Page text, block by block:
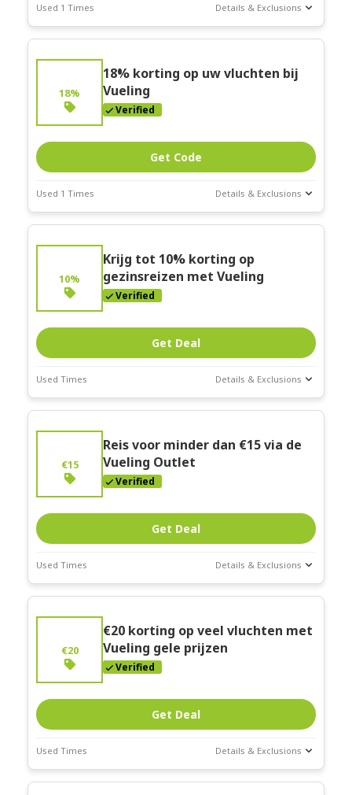
Used 1 Times Details & Exclusions
Deal Stats
Expires:Feb-
18%
18% korting op uw vluchten bij
Vueling
Verified
Get Code
Used 1 Times Details & Exclusions
Deal Stats
Expires:Feb-
10%
Krijg tot 10% korting op
gezinsreizen met Vueling
Verified
Get Deal
Used Times Details & Exclusions
Deal Stats
Expires:Feb-
€15
Reis voor minder dan €15 via de
Vueling Outlet
Verified
Get Deal
Used Times Details & Exclusions
Deal Stats
Expires:Feb-
€20
€20 korting op veel vluchten met
Vueling gele prijzen
Verified
Get Deal
Used Times Details & Exclusions
Deal Stats